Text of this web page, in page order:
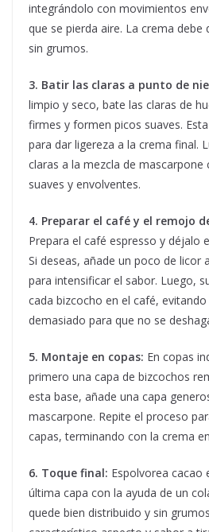
integrándolo con movimientos
que se pierda aire. La crema
sin grumos.
3. Batir las claras a punto de
limpio y seco, bate las claras de
firmes y formen picos suaves.
para dar ligereza a la crema final.
claras a la mezcla de
suaves y envolventes.
4. Preparar el café y el remojo
Prepara el café espresso y déjalo
Si deseas, añade un poco de licor
para intensificar el sabor. Luego,
cada bizcocho en el café,
demasiado para que no se
5. Montaje en copas: En copas
primero una capa de bizcochos
esta base, añade una capa
mascarpone. Repite el proceso
capas, terminando con la crema
6. Toque final: Espolvorea cacao
última capa con la ayuda de un
quede bien distribuido y sin